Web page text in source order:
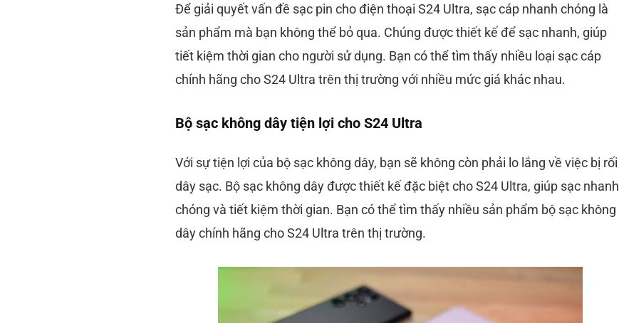
Để giải quyết vấn đề sạc pin cho điện thoại S24 Ultra, sạc cáp nhanh chóng là
sản phẩm mà bạn không thể bỏ qua. Chúng được thiết kế để sạc nhanh, giúp
tiết kiệm thời gian cho người sử dụng. Bạn có thể tìm thấy nhiều loại sạc cáp
chính hãng cho S24 Ultra trên thị trường với nhiều mức giá khác nhau.
Bộ sạc không dây tiện lợi cho S24 Ultra
Với sự tiện lợi của bộ sạc không dây, bạn sẽ không còn phải lo lắng về việc bị rối
dây sạc. Bộ sạc không dây được thiết kế đặc biệt cho S24 Ultra, giúp sạc nhanh
chóng và tiết kiệm thời gian. Bạn có thể tìm thấy nhiều sản phẩm bộ sạc không
dây chính hãng cho S24 Ultra trên thị trường.